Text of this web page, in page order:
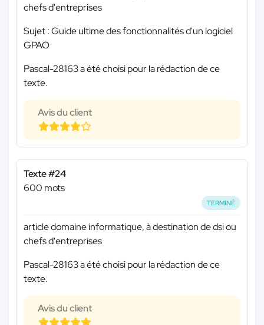
chefs d'entreprises
Sujet : Guide ultime des fonctionnalités d'un logiciel
GPAO
Pascal-28163 a été choisi pour la rédaction de ce
texte.
Avis du client
Texte #24
600 mots
TERMINÉ
article domaine informatique, à destination de dsi ou
chefs d'entreprises
Pascal-28163 a été choisi pour la rédaction de ce
texte.
Avis du client